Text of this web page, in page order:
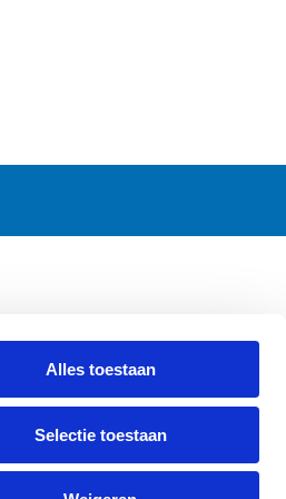
Alles toestaan
Selectie toestaan